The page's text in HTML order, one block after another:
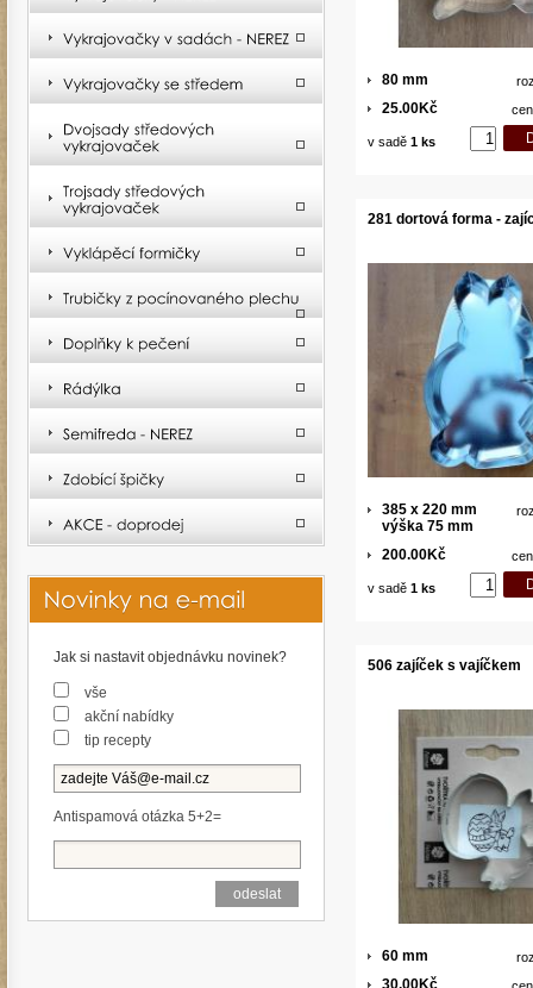
80 mm
25.00Kč
v sadě 1 ks
281 dortová forma -
385 x 220 mm
výška 75 mm
200.00Kč
v sadě 1 ks
506 zajíček s vajíčkem
60 mm
30.00Kč
Jak si nastavit objednávku novinek?
vše
akční nabídky
tip recepty
Antispamová otázka 5+2=